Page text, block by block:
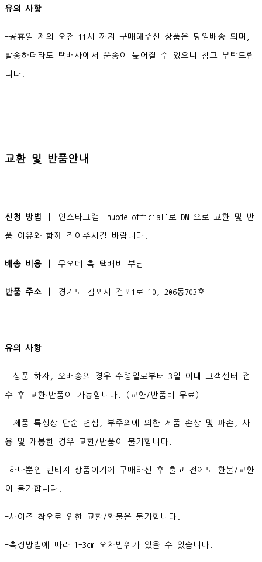
유의 사항
-공휴일 제외 오전 11시 까지 구매해주신 상품은 당일배송 되며,
발송하더라도 택배사에서 운송이 늦어질 수 있으니 참고 부탁드립
니다.
교환 및 반품안내
신청 방법 ㅣ 인스타그램 'muode_official'로 DM 으로 교환 및 반
품 이유와 함께 적어주시길 바랍니다.
배송 비용 ㅣ 무오데 측 택배비 부담
반품 주소 ㅣ 경기도 김포시 걸포1로 10, 206동703호
유의 사항
- 상품 하자, 오배송의 경우 수령일로부터 3일 이내 고객센터 접
수 후 교환∙반품이 가능합니다. (교환/반품비 무료)
- 제품 특성상 단순 변심, 부주의에 의한 제품 손상 및 파손, 사
용 및 개봉한 경우 교환/반품이 불가합니다.
-하나뿐인 빈티지 상품이기에 구매하신 후 출고 전에도 환불/교환
이 불가합니다.
-사이즈 착오로 인한 교환/환불은 불가합니다.
-측정방법에 따라 1-3cm 오차범위가 있을 수 있습니다.